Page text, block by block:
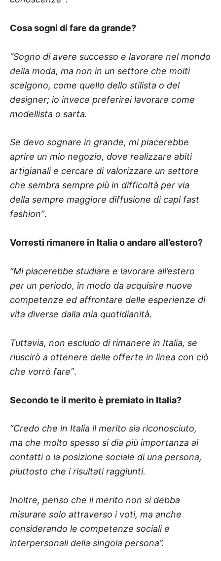
Cosa sogni di fare da grande?
“Sogno di avere successo e lavorare nel mondo
della moda, ma non in un settore che molti
scelgono, come quello dello stilista o del
designer; io invece preferirei lavorare come
modellista o sarta.
Se devo sognare in grande, mi piacerebbe
aprire un mio negozio, dove realizzare abiti
artigianali e cercare di valorizzare un settore
che sembra sempre più in difficoltà per via
della sempre maggiore diffusione di capi fast
fashion”.
Vorresti rimanere in Italia o andare all’estero?
“Mi piacerebbe studiare e lavorare all’estero
per un periodo, in modo da acquisire nuove
competenze ed affrontare delle esperienze di
vita diverse dalla mia quotidianità.
Tuttavia, non escludo di rimanere in Italia, se
riuscirò a ottenere delle offerte in linea con ciò
che vorrò fare”.
Secondo te il merito è premiato in Italia?
“Credo che in Italia il merito sia riconosciuto,
ma che molto spesso si dia più importanza ai
contatti o la posizione sociale di una persona,
piuttosto che i risultati raggiunti.
Inoltre, penso che il merito non si debba
misurare solo attraverso i voti, ma anche
considerando le competenze sociali e
interpersonali della singola persona”.